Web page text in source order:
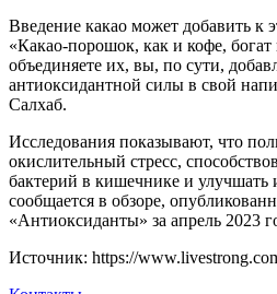
Введение какао может добавить к
«Какао-порошок, как и кофе,
объединяете их, вы, по сути,
антиоксидантной силы в свой
Салхаб.
Исследования показывают, что
окислительный стресс,
бактерий в кишечнике и
сообщается в обзоре,
«Антиоксиданты» за апрель 2023
Источник: https://